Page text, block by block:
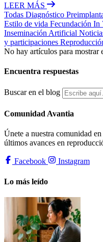
LEER MÁS
Todas Diagnóstico
Estilo de vida Fecundación In
Inseminación Artificial
y participaciones
No hay artículos para mostrar
Encuentra respuestas
Buscar en el blog
Comunidad Avantia
Únete a nuestra comunidad
últimos avances en
Facebook Instagram
Lo más leído